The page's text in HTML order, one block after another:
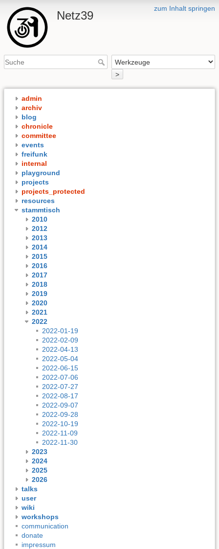
zum Inhalt springen
Netz39
>
admin
archiv
blog
chronicle
committee
events
freifunk
internal
playground
projects
projects_protected
resources
stammtisch
2010
2012
2013
2014
2015
2016
2017
2018
2019
2020
2021
2022
2022-01-19
2022-02-09
2022-04-13
2022-05-04
2022-06-15
2022-07-06
2022-07-27
2022-08-17
2022-09-07
2022-09-28
2022-10-19
2022-11-09
2022-11-30
2023
2024
2025
2026
talks
user
wiki
workshops
communication
donate
impressum